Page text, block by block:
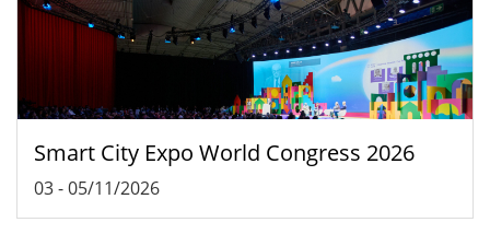
Smart City Expo World Congress 2026
03-05/11/2026